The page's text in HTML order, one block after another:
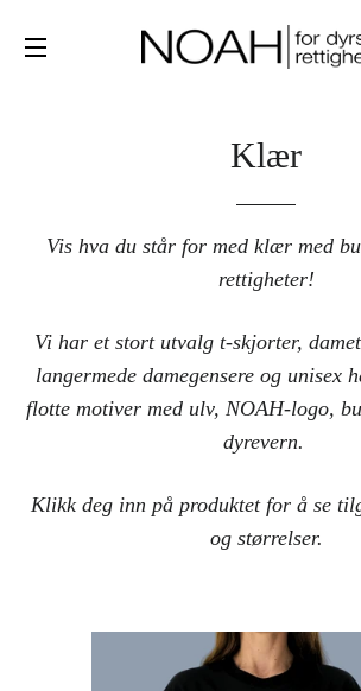
Klær
Vis hva du står for med klær med
rettigheter!
Vi har et stort utvalg t-skjorter,
langermede damegensere og unisex
flotte motiver med ulv, NOAH-logo,
dyrevern.
Klikk deg inn på produktet for å se
og størrelser.